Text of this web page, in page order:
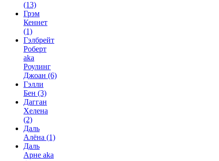
(13)
Грэм
Кеннет
(1)
Гэлбрейт
Роберт
aka
Роулинг
Джоан (6)
Гэлли
Бен (3)
Дагган
Хелена
(2)
Даль
Алёна (1)
Даль
Арне aka